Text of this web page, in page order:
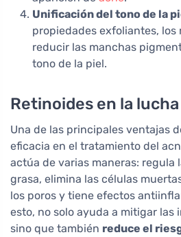
Unificación del tono de la
propiedades exfoliantes, los
reducir las manchas
tono de la piel.
Retinoides en la
Una de las principales ventajas
eficacia en el tratamiento del
actúa de varias maneras: regula
grasa, elimina las células
los poros y tiene efectos
esto, no solo ayuda a mitigar las
sino que también reduce el